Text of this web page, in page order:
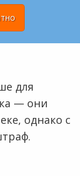
для
— они
однако с